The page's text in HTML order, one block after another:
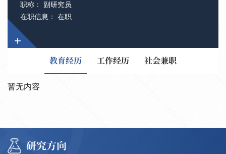
职称： 副研究员
在职信息： 在职
+
教育经历 工作经历 社会兼职
暂无内容
研究方向